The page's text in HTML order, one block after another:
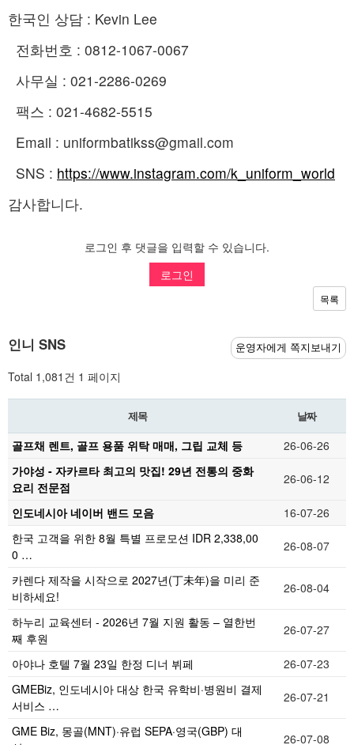
한국인 상담 : Kevin Lee
전화번호 : 0812-1067-0067
사무실 : 021-2286-0269
팩스 : 021-4682-5515
Email : uniformbatikss@gmail.com
SNS : https://www.instagram.com/k_uniform_world
감사합니다.
로그인 후 댓글을 입력할 수 있습니다.
로그인
목록
인니 SNS 운영자에게 쪽지보내기
Total 1,081건 1 페이지
제목 날짜
골프채 렌트, 골프 용품 위탁 매매, 그립 교체 등
26-06-26
가야성 - 자카르타 최고의 맛집! 29년 전통의 중화
요리 전문점
26-06-12
인도네시아 네이버 밴드 모음
16-07-26
한국 고객을 위한 8월 특별 프로모션 IDR 2,338,00
0 …
26-08-07
카렌다 제작을 시작으로 2027년(丁未年)을 미리 준
비하세요!
26-08-04
하누리 교육센터 - 2026년 7월 지원 활동 – 열한번
째 후원
26-07-27
아야나 호텔 7월 23일 한정 디너 뷔페
26-07-23
GMEBiz, 인도네시아 대상 한국 유학비·병원비 결제
서비스 …
26-07-21
GME Biz, 몽골(MNT)·유럽 SEPA·영국(GBP) 대
26-07-08